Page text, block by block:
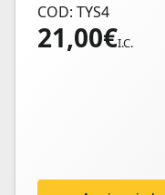
COD: TYS4
21,00€I.C.